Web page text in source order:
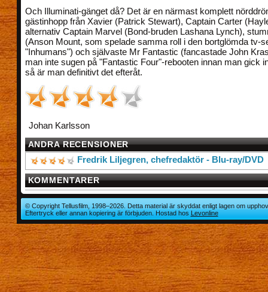
Och Illuminati-gänget då? Det är en närmast komplett
gästinhopp från Xavier (Patrick Stewart), Captain Carter
alternativ Captain Marvel (Bond-bruden Lashana Lynch),
(Anson Mount, som spelade samma roll i den bortglömda tv-
"Inhumans") och självaste Mr Fantastic (fancastade John
man inte sugen på "Fantastic Four"-rebooten innan man gick
så är man definitivt det efteråt.
Johan Karlsson
ANDRA RECENSIONER
Fredrik Liljegren, chefredaktör - Blu-ray/DVD
KOMMENTARER
© Copyright Tellusfilm, 1998–2026. Detta material är skyddat enligt lagen om
Eftertryck eller annan kopiering är förbjuden. Hostad hosLevonline